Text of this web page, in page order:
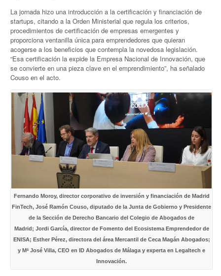
La jornada hizo una introducción a la certificación y financiación de
startups, citando a la Orden Ministerial que regula los criterios,
procedimientos de certificación de empresas emergentes y
proporciona ventanilla única para emprendedores que quieran
acogerse a los beneficios que contempla la novedosa legislación.
“Esa certificación la expide la Empresa Nacional de Innovación, que
se convierte en una pieza clave en el emprendimiento”, ha señalado
Couso en el acto.
Fernando Moroy, director corporativo de inversión y financiación de Madrid
FinTech, José Ramón Couso, diputado de la Junta de Gobierno y Presidente
de la Sección de Derecho Bancario del Colegio de Abogados de
Madrid; Jordi García, director de Fomento del Ecosistema Emprendedor de
ENISA; Esther Pérez, directora del área Mercantil de Ceca Magán Abogados;
y Mª José Villa, CEO en ID Abogados de Málaga y experta en Legaltech e
Innovación.